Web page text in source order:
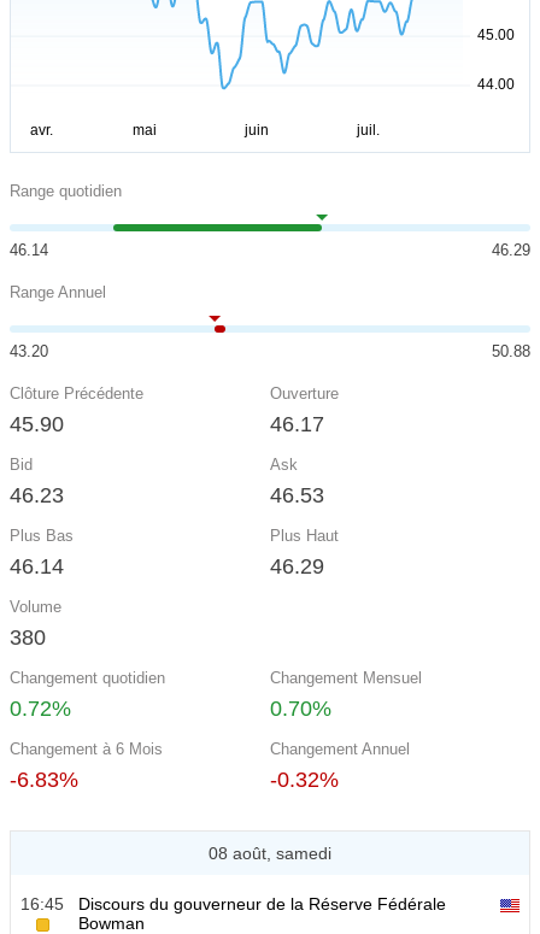
Range quotidien
46.14 46.29
Range Annuel
43.20 50.88
Clôture Précédente
45.90
Ouverture
46.17
Bid
46.23
Ask
46.53
Plus Bas
46.14
Plus Haut
46.29
Volume
380
Changement quotidien
0.72%
Changement Mensuel
0.70%
Changement à 6 Mois
-6.83%
Changement Annuel
-0.32%
08 août, samedi
16:45
Discours du gouverneur de la Réserve Fédérale
Bowman